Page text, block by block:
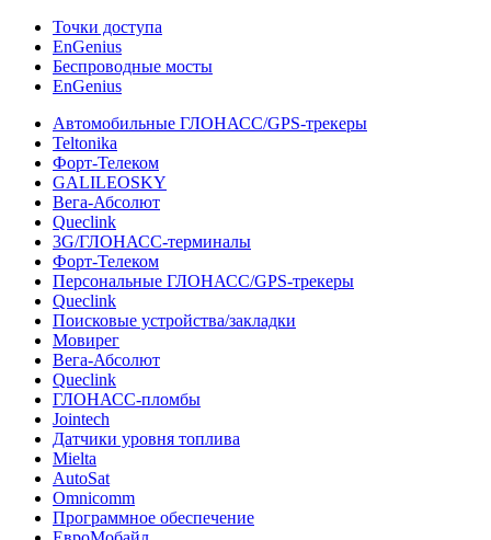
Точки доступа
EnGenius
Беспроводные мосты
EnGenius
Автомобильные ГЛОНАСС/GPS-трекеры
Teltonika
Форт-Телеком
GALILEOSKY
Вега-Абсолют
Queclink
3G/ГЛОНАСС-терминалы
Форт-Телеком
Персональные ГЛОНАСС/GPS-трекеры
Queclink
Поисковые устройства/закладки
Мовирег
Вега-Абсолют
Queclink
ГЛОНАСС-пломбы
Jointech
Датчики уровня топлива
Mielta
AutoSat
Omnicomm
Программное обеспечение